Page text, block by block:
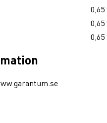
0,65
0,65
0,65